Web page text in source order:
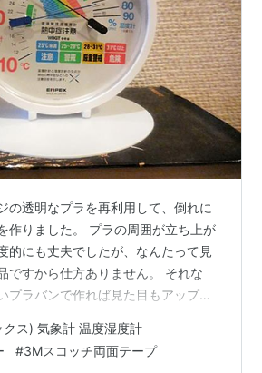
の透明なプラを再利用して、倒れに
作りました。 プラの周囲が立ち上が
的にも丈夫でしたが、なんたって見
ですから仕方ありません。 それな
プラバンで作れば見た目もアップす
を分解して、Eの字型台座を外しま
た。 プラバンを奇麗な円に切り抜く
クス) 気象計 温度湿度計
#3Mスコッチ両面テープ